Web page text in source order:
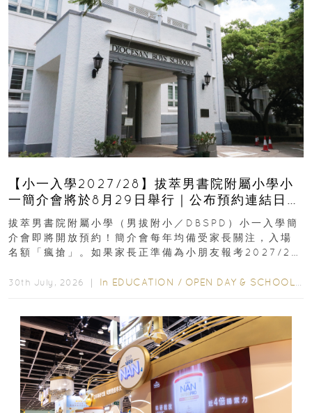
【小一入學2027/28】拔萃男書院附屬小學小
一簡介會將於8月29日舉行｜公布預約連結日期
｜更設有網上重溫
拔萃男書院附屬小學（男拔附小／DBSPD）小一入學簡
介會即將開放預約！簡介會每年均備受家長關注，入場
名額「瘋搶」。如果家長正準備為小朋友報考2027/28
30th July, 2026 ｜ In EDUCATION / OPEN DAY & SCHOOL EVENTS